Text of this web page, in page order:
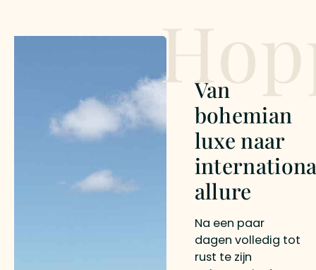
Van
bohemian
luxe naar
allure
Na een paar
dagen volledig tot
rust te zijn